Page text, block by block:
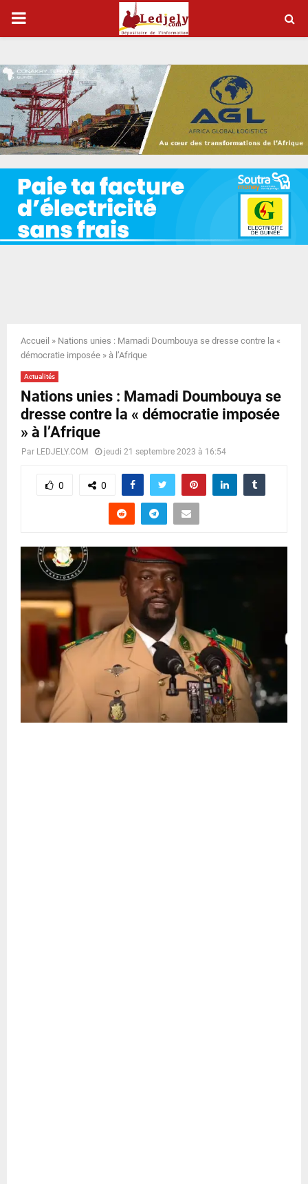
P
I
M
A
R
Y
N
U
Accueil » Nations unies : Mamadi Doumbouya se dresse contre la «
démocratie imposée » à l’Afrique
Actualités
Nations unies : Mamadi Doumbouya se
dresse contre la « démocratie imposée
» à l’Afrique
Par LEDJELY.COM jeudi 21 septembre 2023 à 16:54
0 0